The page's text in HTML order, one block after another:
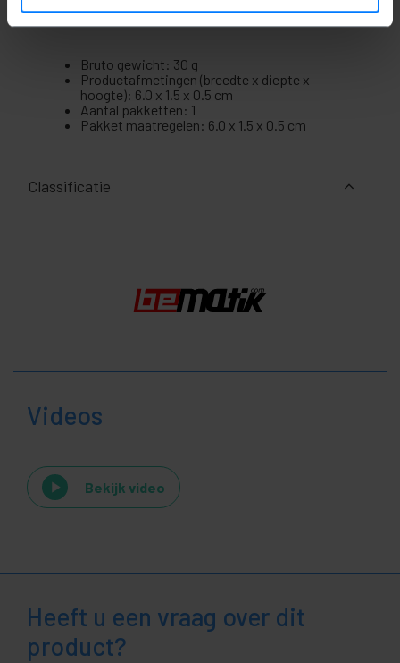
Maten en gewichten
Bruto gewicht: 30 g
Productafmetingen (breedte x diepte x
hoogte): 6.0 x 1.5 x 0.5 cm
Aantal pakketten: 1
Pakket maatregelen: 6.0 x 1.5 x 0.5 cm
Classificatie
Videos
Bekijk video
Heeft u een vraag over dit
product?